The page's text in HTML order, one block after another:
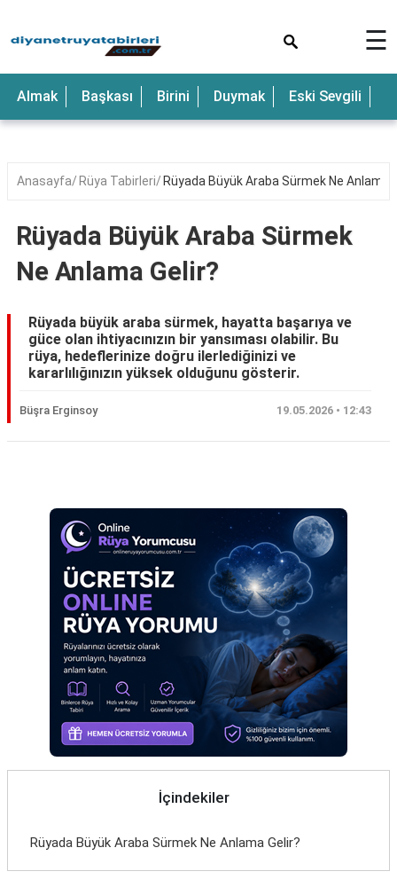
Anne
Bebek
Çocuk
Deniz
Düğün
Erkek
Yılan
☰
Almak Başkası Birini Duymak Eski Sevgili
Anasayfa Rüya Tabirleri Rüyada Büyük Araba Sürmek Ne Anlama
Rüyada Büyük Araba Sürmek
Ne Anlama Gelir?
Rüyada büyük araba sürmek, hayatta başarıya ve
güce olan ihtiyacınızın bir yansıması olabilir. Bu
rüya, hedeflerinize doğru ilerlediğinizi ve
kararlılığınızın yüksek olduğunu gösterir.
Büşra Erginsoy 19.05.2026 • 12:43
İçindekiler
Rüyada Büyük Araba Sürmek Ne Anlama Gelir?